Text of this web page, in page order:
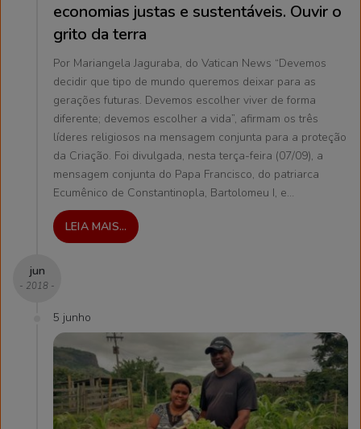
economias justas e sustentáveis. Ouvir o
grito da terra
Por Mariangela Jaguraba, do Vatican News “Devemos
decidir que tipo de mundo queremos deixar para as
gerações futuras. Devemos escolher viver de forma
diferente; devemos escolher a vida”, afirmam os três
líderes religiosos na mensagem conjunta para a proteção
da Criação. Foi divulgada, nesta terça-feira (07/09), a
mensagem conjunta do Papa Francisco, do patriarca
Ecumênico de Constantinopla, Bartolomeu I, e…
LEIA MAIS...
jun
- 2018 -
5 junho